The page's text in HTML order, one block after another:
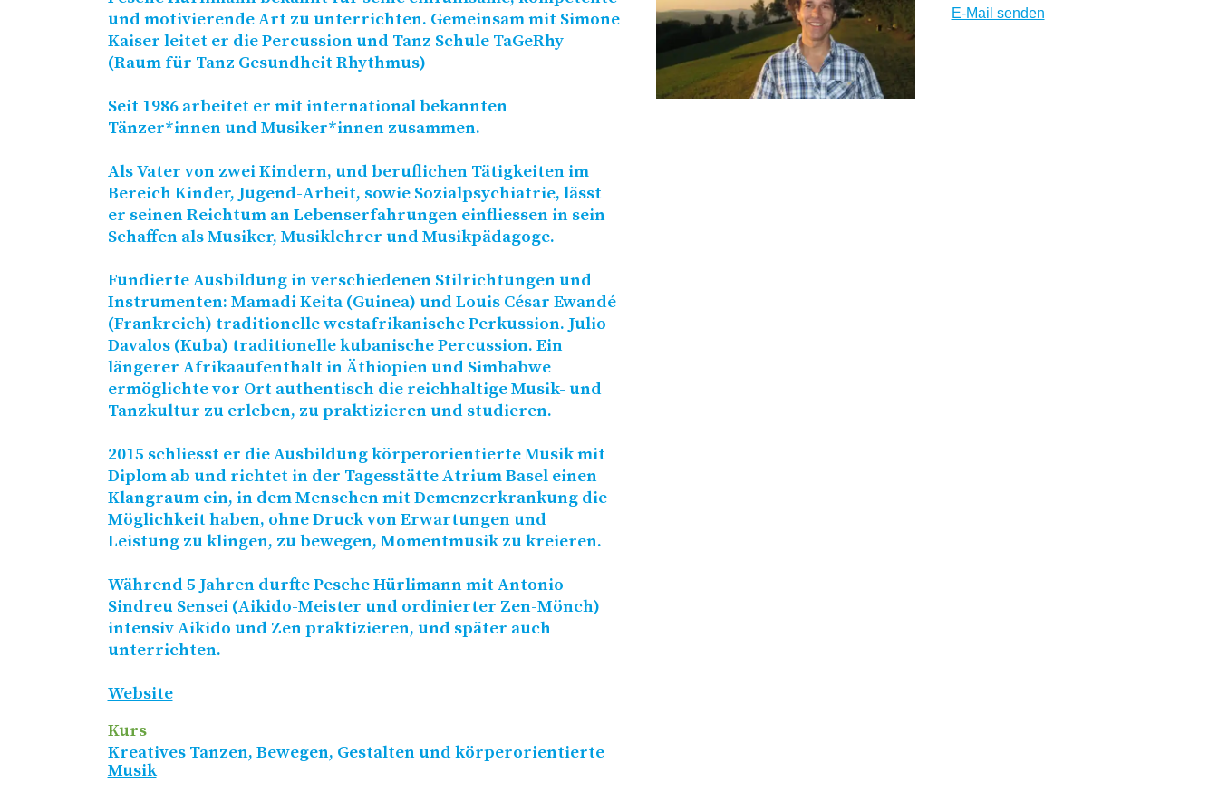
und motivierende Art zu unterrichten. Gemeinsam mit Simone
Kaiser leitet er die Percussion und Tanz Schule TaGeRhy
(Raum für Tanz Gesundheit Rhythmus)
Seit 1986 arbeitet er mit international bekannten
Tänzer*innen und Musiker*innen zusammen.
Als Vater von zwei Kindern, und beruflichen Tätigkeiten im
Bereich Kinder, Jugend-Arbeit, sowie Sozialpsychiatrie, lässt
er seinen Reichtum an Lebenserfahrungen einfliessen in sein
Schaffen als Musiker, Musiklehrer und Musikpädagoge.
Fundierte Ausbildung in verschiedenen Stilrichtungen und
Instrumenten: Mamadi Keita (Guinea) und Louis César Ewandé
(Frankreich) traditionelle westafrikanische Perkussion. Julio
Davalos (Kuba) traditionelle kubanische Percussion. Ein
längerer Afrikaaufenthalt in Äthiopien und Simbabwe
ermöglichte vor Ort authentisch die reichhaltige Musik- und
Tanzkultur zu erleben, zu praktizieren und studieren.
2015 schliesst er die Ausbildung körperorientierte Musik mit
Diplom ab und richtet in der Tagesstätte Atrium Basel einen
Klangraum ein, in dem Menschen mit Demenzerkrankung die
Möglichkeit haben, ohne Druck von Erwartungen und
Leistung zu klingen, zu bewegen, Momentmusik zu kreieren.
Während 5 Jahren durfte Pesche Hürlimann mit Antonio
Sindreu Sensei (Aikido-Meister und ordinierter Zen-Mönch)
intensiv Aikido und Zen praktizieren, und später auch
unterrichten.
Website
Kurs
Kreatives Tanzen, Bewegen, Gestalten und körperorientierte
Musik
E-Mail senden